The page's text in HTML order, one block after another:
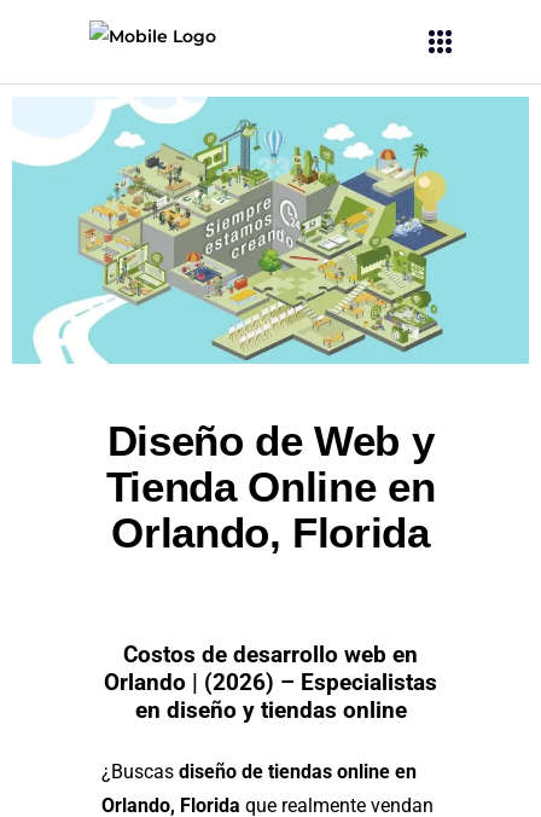
Diseño de Web y
Tienda Online en
Orlando, Florida
Costos de desarrollo web en
Orlando | (2026) – Especialistas
en diseño y tiendas online
¿Buscas diseño de tiendas online en
Orlando, Florida que realmente vendan